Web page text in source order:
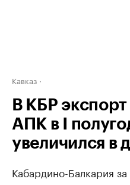
Кавказ
В КБР
АПК в I
увеличился в
Кабардино-Балкария